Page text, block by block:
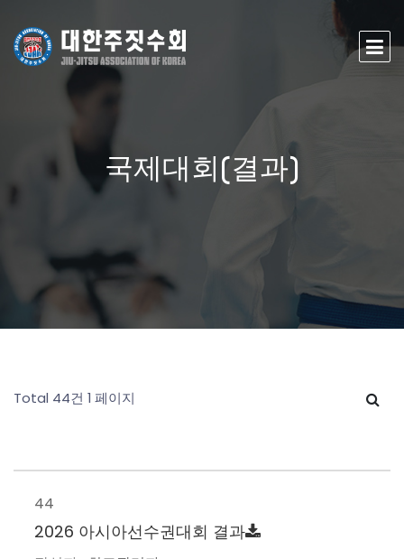
국제대회(결과)
Total 44건 1 페이지
44
2026 아시아선수권대회 결과